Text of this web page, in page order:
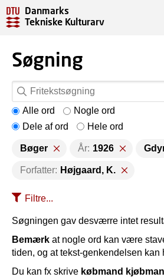
Danmarks
Tekniske Kulturarv
Søgning
Alle ord
Nogle ord
Dele af ord
Hele ord
Bøger År: 1926
Forfatter: Højgaard, K.
Filtre...
Søgningen gav desværre intet
Bemærk at nogle ord kan være
tiden, og at tekst-genkendelsen kan
Du kan fx skrive købmand